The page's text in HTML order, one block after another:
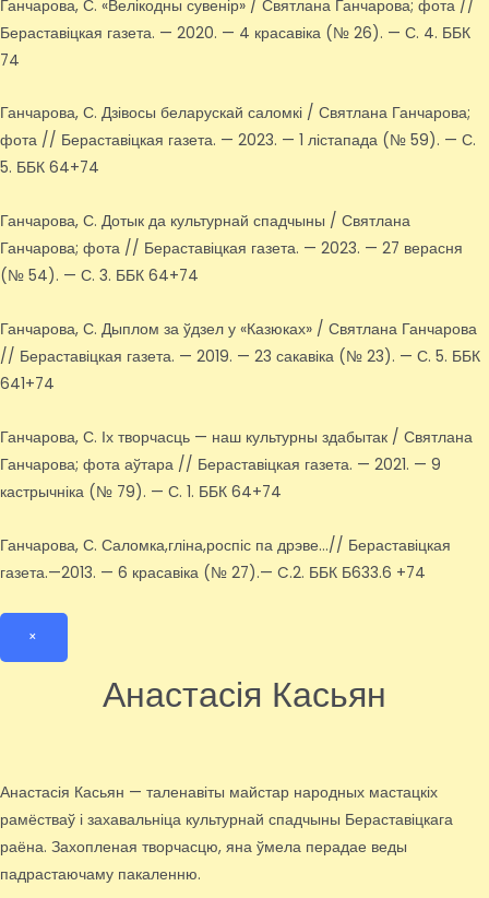
Ганчарова, С. «Велікодны сувенір» / Святлана Ганчарова; фота //
Бераставіцкая газета. — 2020. — 4 красавіка (№ 26). — С. 4. ББК
74
Ганчарова, С. Дзівосы беларускай саломкі / Святлана Ганчарова;
фота // Бераставіцкая газета. — 2023. — 1 лістапада (№ 59). — С.
5. ББК 64+74
Ганчарова, С. Дотык да культурнай спадчыны / Святлана
Ганчарова; фота // Бераставіцкая газета. — 2023. — 27 верасня
(№ 54). — С. 3. ББК 64+74
Ганчарова, С. Дыплом за ўдзел у «Казюках» / Святлана Ганчарова
// Бераставіцкая газета. — 2019. — 23 сакавіка (№ 23). — С. 5. ББК
641+74
Ганчарова, С. Іх творчасць — наш культурны здабытак / Святлана
Ганчарова; фота аўтара // Бераставіцкая газета. — 2021. — 9
кастрычніка (№ 79). — С. 1. ББК 64+74
Ганчарова, С. Саломка,гліна,роспіс па дрэве…// Бераставіцкая
газета.—2013. — 6 красавіка (№ 27).— C.2. ББК Б633.6 +74
×
Анастасія Касьян
Анастасія Касьян — таленавіты майстар народных мастацкіх
рамёстваў і захавальніца культурнай спадчыны Бераставіцкага
раёна. Захопленая творчасцю, яна ўмела перадае веды
падрастаючаму пакаленню.